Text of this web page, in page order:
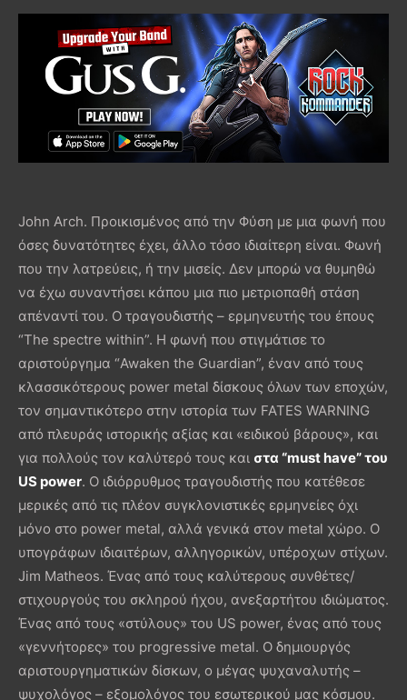
John Arch. Προικισμένος από την Φύση με μια φωνή που
όσες δυνατότητες έχει, άλλο τόσο ιδιαίτερη είναι. Φωνή
που την λατρεύεις, ή την μισείς. Δεν μπορώ να θυμηθώ
να έχω συναντήσει κάπου μια πιο μετριοπαθή στάση
απέναντί του. Ο τραγουδιστής – ερμηνευτής του έπους
“The spectre within”. Η φωνή που στιγμάτισε το
αριστούργημα “Awaken the Guardian”, έναν από τους
κλασσικότερους power metal δίσκους όλων των εποχών,
τον σημαντικότερο στην ιστορία των FATES WARNING
από πλευράς ιστορικής αξίας και «ειδικού βάρους», και
για πολλούς τον καλύτερό τους και στα “must have” του
US power. Ο ιδιόρρυθμος τραγουδιστής που κατέθεσε
μερικές από τις πλέον συγκλονιστικές ερμηνείες όχι
μόνο στο power metal, αλλά γενικά στον metal χώρο. Ο
υπογράφων ιδιαιτέρων, αλληγορικών, υπέροχων στίχων.
Jim Matheos. Ένας από τους καλύτερους συνθέτες/
στιχουργούς του σκληρού ήχου, ανεξαρτήτου ιδιώματος.
Ένας από τους «στύλους» του US power, ένας από τους
«γεννήτορες» του progressive metal. Ο δημιουργός
αριστουργηματικών δίσκων, ο μέγας ψυχαναλυτής –
ψυχολόγος – εξομολόγος του εσωτερικού μας κόσμου.